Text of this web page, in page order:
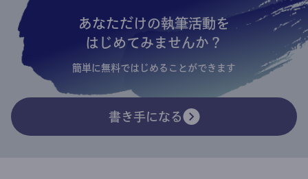
あなただけの執筆活動を
はじめてみませんか？
簡単に無料ではじめることができます
書き手になる